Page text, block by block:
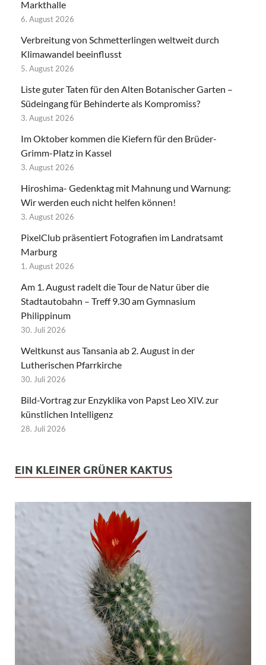
Markthalle
6. August 2026
Verbreitung von Schmetterlingen weltweit durch
Klimawandel beeinflusst
5. August 2026
Liste guter Taten für den Alten Botanischer Garten –
Südeingang für Behinderte als Kompromiss?
3. August 2026
Im Oktober kommen die Kiefern für den Brüder-
Grimm-Platz in Kassel
3. August 2026
Hiroshima- Gedenktag mit Mahnung und Warnung:
Wir werden euch nicht helfen können!
3. August 2026
PixelClub präsentiert Fotografien im Landratsamt
Marburg
1. August 2026
Am 1. August radelt die Tour de Natur über die
Stadtautobahn – Treff 9.30 am Gymnasium
Philippinum
30. Juli 2026
Weltkunst aus Tansania ab 2. August in der
Lutherischen Pfarrkirche
30. Juli 2026
Bild-Vortrag zur Enzyklika von Papst Leo XIV. zur
künstlichen Intelligenz
28. Juli 2026
EIN KLEINER GRÜNER KAKTUS